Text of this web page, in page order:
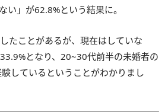
い」が62.8%という結果に。
たことがあるが、現在はしていな
となり、20~30代前半の未婚者の
しているということがわかりまし